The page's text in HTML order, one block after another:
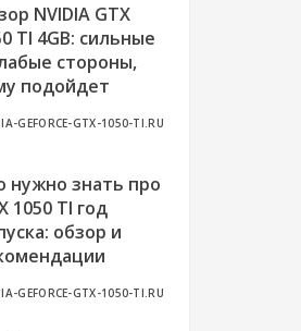
NVIDIA GTX
TI 4GB: сильные
стороны,
подойдет
GEFORCE-GTX-1050-TI.RU
нужно знать про
1050 TI год
обзор и
GEFORCE-GTX-1050-TI.RU